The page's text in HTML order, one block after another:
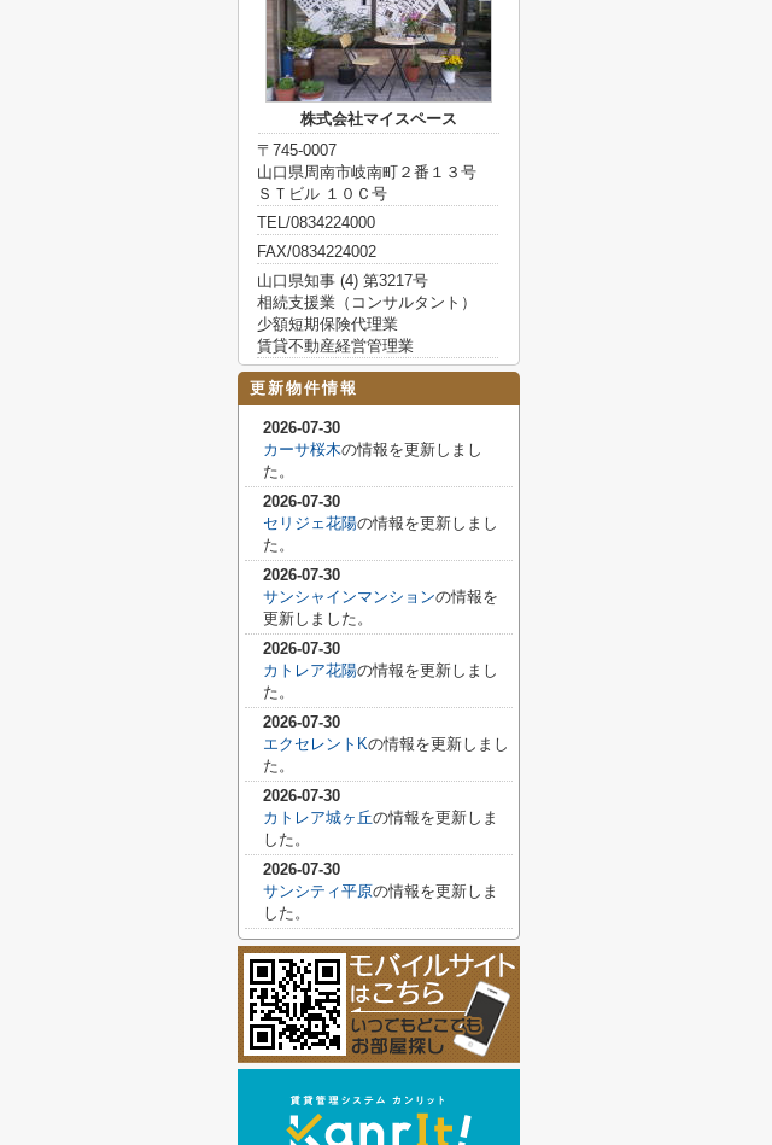
株式会社マイスペース
〒745-0007
山口県周南市岐南町２番１３号
ＳＴビル １０Ｃ号
TEL/0834224000
FAX/0834224002
山口県知事 (4) 第3217号
相続支援業（コンサルタント）
少額短期保険代理業
賃貸不動産経営管理業
更新物件情報
2026-07-30
カーサ桜木の情報を更新しまし
た。
2026-07-30
セリジェ花陽の情報を更新しまし
た。
2026-07-30
サンシャインマンションの情報を
更新しました。
2026-07-30
カトレア花陽の情報を更新しまし
た。
2026-07-30
エクセレントKの情報を更新しまし
た。
2026-07-30
カトレア城ヶ丘の情報を更新しま
した。
2026-07-30
サンシティ平原の情報を更新しま
した。